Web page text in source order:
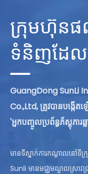
ឃ្លាំងផ្ទុកទំនិញ
មើលច្រើនទៀត
ក្រុមហ៊ុនផ
ទំនិញដែលម
GuangDong SunLi
Co.,Ltd, ត្រូវបានបង្កើត
'អ្នកបញ្ចូលប្រព័ន្ធភ័ស្តុភារ
មានទីស្នាក់ការកណ្តាលនៅ
Sunli មានមជ្ឈមណ្ឌលស្រាវ